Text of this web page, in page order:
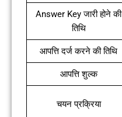
Answer Key जारी होने की
तिथि
आपत्ति दर्ज करने की तिथि
आपत्ति शुल्क
चयन प्रक्रिया